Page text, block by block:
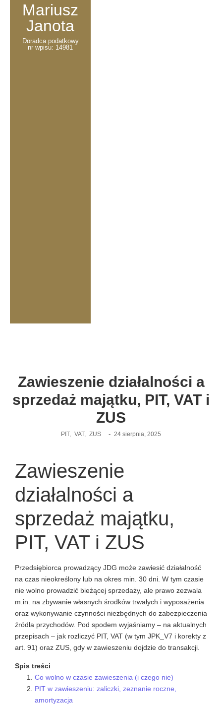
Mariusz
Janota
Doradca podatkowy
nr wpisu: 14981
Zawieszenie działalności a
sprzedaż majątku, PIT, VAT i
ZUS
PIT, VAT, ZUS - 24 sierpnia, 2025
Zawieszenie
działalności a
sprzedaż majątku,
PIT, VAT i ZUS
Przedsiębiorca prowadzący JDG może zawiesić działalność
na czas nieokreślony lub na okres min. 30 dni. W tym czasie
nie wolno prowadzić bieżącej sprzedaży, ale prawo zezwala
m.in. na zbywanie własnych środków trwałych i wyposażenia
oraz wykonywanie czynności niezbędnych do zabezpieczenia
źródła przychodów. Pod spodem wyjaśniamy – na aktualnych
przepisach – jak rozliczyć PIT, VAT (w tym JPK_V7 i korekty z
art. 91) oraz ZUS, gdy w zawieszeniu dojdzie do transakcji.
Spis treści
Co wolno w czasie zawieszenia (i czego nie)
PIT w zawieszeniu: zaliczki, zeznanie roczne,
amortyzacja